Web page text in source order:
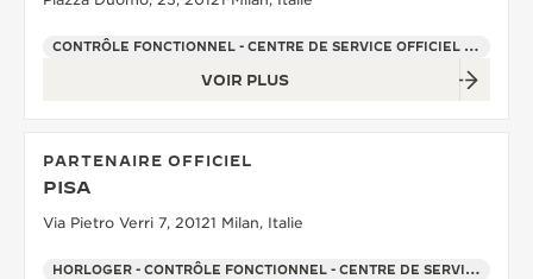
CONTRÔLE FONCTIONNEL - CENTRE DE SERVICE OFFICIEL - POINT DE VENTE
VOIR PLUS
PARTENAIRE OFFICIEL
PISA
Via Pietro Verri 7, 20121 Milan, Italie
HORLOGER - CONTRÔLE FONCTIONNEL - CENTRE DE SERVICE OFFICIEL - POINT DE VENTE